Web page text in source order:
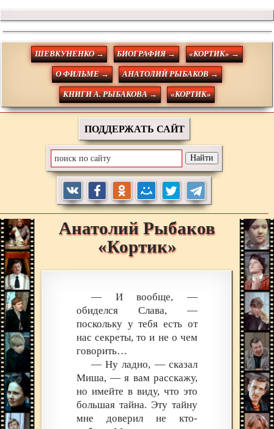
ШЕВКУНЕНКО → БИОГРАФИЯ → «КОРТИК» →
О ФИЛЬМЕ → АНАТОЛИЙ РЫБАКОВ →
КНИГИ А. РЫБАКОВА → «КОРТИК»
ПОДДЕРЖАТЬ САЙТ
Анатолий Рыбаков
«Кортик»
— И вообще, —
обиделся Слава, —
поскольку у тебя есть от
нас секреты, то и не о чем
говорить…
— Ну ладно, — сказал
Миша, — я вам расскажу,
но имейте в виду, что это
большая тайна. Эту тайну
мне доверил не кто-